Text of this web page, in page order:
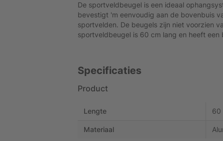
De sportveldbeugel is een ideaal
bevestigt 'm eenvoudig aan de bovenbuis
sportvelden. De beugels zijn niet voorzien
sportveldbeugel is 60 cm lang en heeft een
Specificaties
Product
Lengte 60
Materiaal